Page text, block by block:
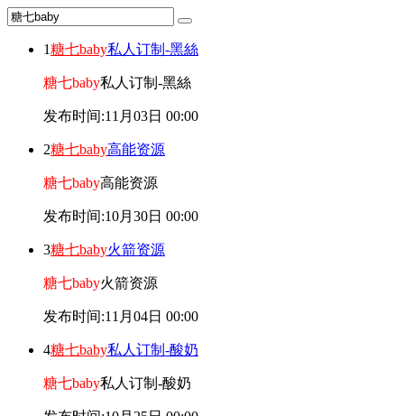
1糖七baby私人订制-黑絲
糖七baby私人订制-黑絲
发布时间:11月03日 00:00
2糖七baby高能资源
糖七baby高能资源
发布时间:10月30日 00:00
3糖七baby火箭资源
糖七baby火箭资源
发布时间:11月04日 00:00
4糖七baby私人订制-酸奶
糖七baby私人订制-酸奶